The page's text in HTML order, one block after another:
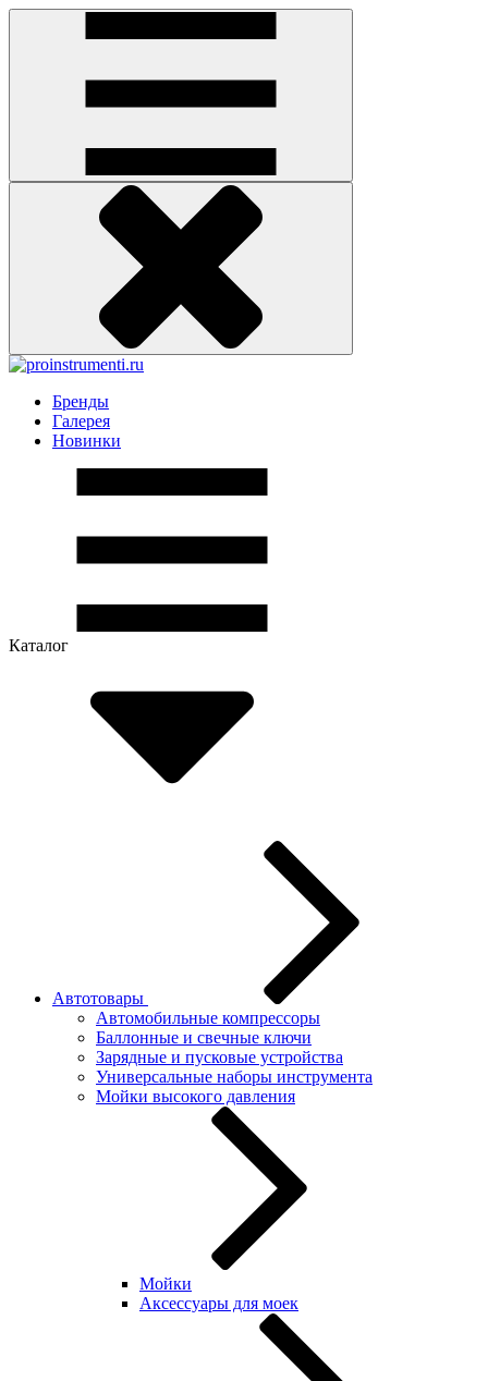
Бренды
Галерея
Новинки
Каталог
Автотовары
Автомобильные компрессоры
Баллонные и свечные ключи
Зарядные и пусковые устройства
Универсальные наборы инструмента
Мойки высокого давления
Мойки
Аксессуары для моек